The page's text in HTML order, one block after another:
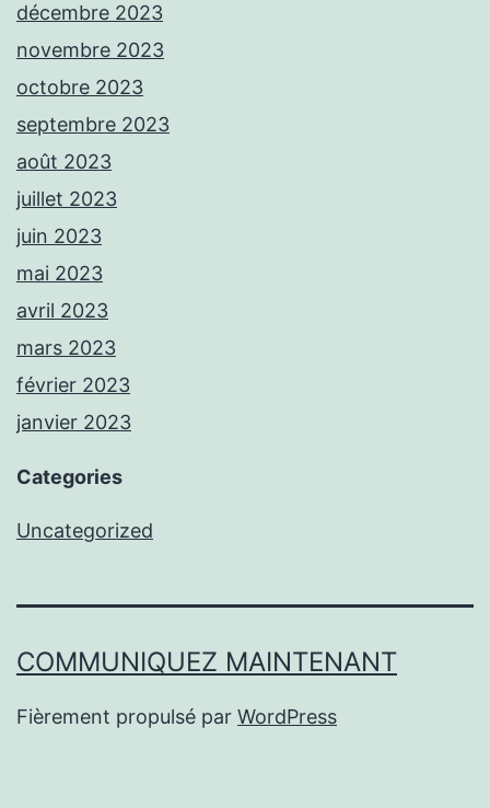
décembre 2023
novembre 2023
octobre 2023
septembre 2023
août 2023
juillet 2023
juin 2023
mai 2023
avril 2023
mars 2023
février 2023
janvier 2023
Categories
Uncategorized
COMMUNIQUEZ MAINTENANT
Fièrement propulsé par WordPress